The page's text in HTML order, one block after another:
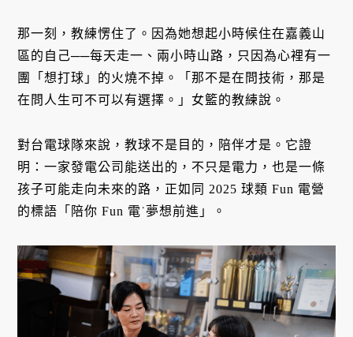
那一刻，教練愣住了。因為她想起小時候住在嘉義山
區的自己──每天走一、兩小時山路，只因為心裡有一
團「想打球」的火燒不掉。「那不是在問技術，那是
在問人生可不可以有選擇。」女籃的教練說。
對台電球隊來說，教球不是目的，陪伴才是。它證
明：一家發電公司能送出的，不只是電力，也是一條
孩子可能走向未來的路，正如同 2025 球類 Fun 電營
的標語「陪你 Fun 電˙夢想前進」。